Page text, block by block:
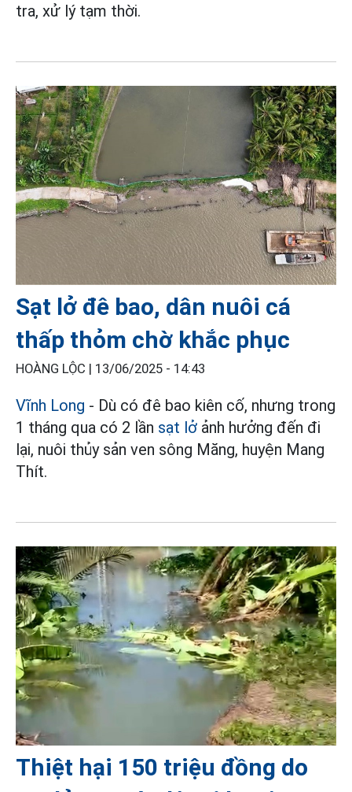
tra, xử lý tạm thời.
Sạt lở đê bao, dân nuôi cá
thấp thỏm chờ khắc phục
HOÀNG LỘC | 13/06/2025 - 14:43
Vĩnh Long - Dù có đê bao kiên cố, nhưng trong
1 tháng qua có 2 lần sạt lở ảnh hưởng đến đi
lại, nuôi thủy sản ven sông Măng, huyện Mang
Thít.
Thiệt hại 150 triệu đồng do